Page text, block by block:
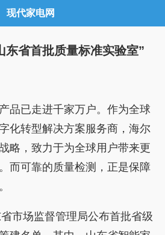
现代家电网
东省首批质量标准实验室”
品已走进千家万户。作为全球
化转型解决方案服务商，海尔
略，致力于为全球用户带来更
而可靠的质量检测，正是保障
市场监督管理局公布首批省级